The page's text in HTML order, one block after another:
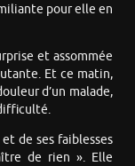
pour elle en
et assommée
Et ce matin,
d’un malade,
de ses faiblesses
de rien ». Elle